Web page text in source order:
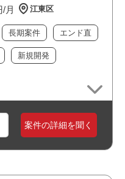
/月 江東区
長期案件 エンド直
新規開発
案件の詳細を聞く